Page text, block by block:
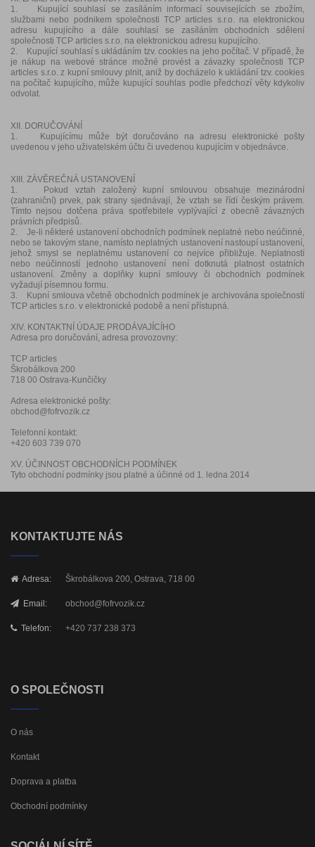
1. Kupující souhlasí se zasíláním informací souvisejících se zbožím,
službami nebo podnikem společnosti TCP articles s.r.o. na elektronickou
adresu kupujícího a dále souhlasí se zasíláním obchodních sdělení
společnosti TCP articles s.r.o. na elektronickou adresu kupujícího.
2. Kupující souhlasí s ukládáním tzv. cookies na jeho počítač. V případě, že
je nákup na webové stránce možné provést a závazky společnosti TCP
articles s.r.o. z kupní smlouvy plnit, aniž by docházelo k ukládání tzv. cookies
na počítač kupujícího, může kupující souhlas podle předchozí věty kdykoliv
odvolat.
XII. DORUČOVÁNÍ
1. Kupujícímu může být doručováno na adresu elektronické pošty
uvedenou v jeho uživatelském účtu či uvedenou kupujícím v objednávce.
XIII. ZÁVĚREČNÁ USTANOVENÍ
1. Pokud vztah založený kupní smlouvou obsahuje mezinárodní
(zahraniční) prvek, pak strany sjednávají, že vztah se řídí českým právem.
Tímto nejsou dotčena práva spotřebitele vyplývající z obecně závazných
právních předpisů.
2. Je-li některé ustanovení obchodních podmínek neplatné nebo neúčinné,
nebo se takovým stane, namísto neplatných ustanovení nastoupí ustanovení,
jehož smysl se neplatnému ustanovení co nejvíce přibližuje. Neplatností
nebo neúčinností jednoho ustanovení není dotknutá platnost ostatních
ustanovení. Změny a doplňky kupní smlouvy či obchodních podmínek
vyžadují písemnou formu.
3. Kupní smlouva včetně obchodních podmínek je archivována společností
TCP articles s.r.o. v elektronické podobě a není přístupná.
XIV. KONTAKTNÍ ÚDAJE PRODÁVAJÍCÍHO
Adresa pro doručování, adresa provozovny:
TCP articles
Škrobálkova 200
718 00 Ostrava-Kunčičky
Adresa elektronické pošty:
obchod@fofrvozik.cz
Telefonní kontakt:
+420 603 739 070
XV. ÚČINNOST OBCHODNÍCH PODMÍNEK
Tyto obchodní podmínky jsou platné a účinné od 1. ledna 2014
KONTAKTUJTE NÁS
Adresa: Škrobálkova 200, Ostrava, 718 00
Email: obchod@fofrvozik.cz
Telefon: +420 737 238 373
O SPOLEČNOSTI
O nás
Kontakt
Doprava a platba
Obchodní podmínky